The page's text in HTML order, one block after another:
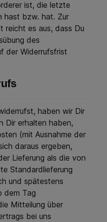
ist, die letzte
hast bzw. hat. Zur
reicht es aus, dass Du
des
der Widerrufsfrist
haben wir Dir
Dir erhalten haben,
(mit Ausnahme der
daraus ergeben,
Lieferung als die von
Standardlieferung
und spätestens
dem Tag
Mitteilung über
bei uns